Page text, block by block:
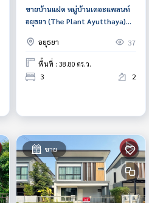
ขายบ้านแฝด หมู่บ้านเดอะแพลนท์
อยุธยา (The Plant Ayutthaya)
อยุธยา
37
พื้นที่ : 38.80 ตร.ว.
3 2
ขาย